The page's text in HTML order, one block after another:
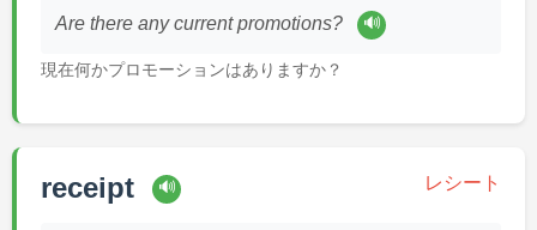
Are there any current promotions? 🔊
現在何かプロモーションはありますか？
receipt 🔊 レシート